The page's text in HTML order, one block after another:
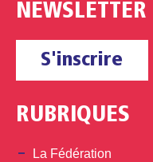
NEWSLETTER
S'inscrire
RUBRIQUES
La Fédération